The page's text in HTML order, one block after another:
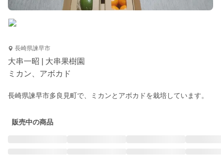
長崎県諫早市
大串一昭 | 大串果樹園
ミカン、アボカド
長崎県諫早市多良見町で、ミカンとアボカドを栽培しています。
販売中の商品